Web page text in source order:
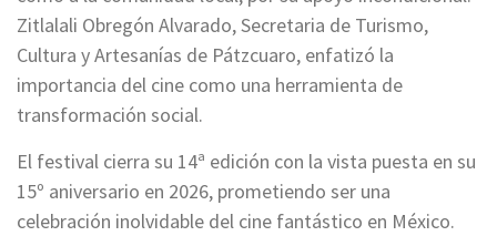
Zitlalali Obregón Alvarado, Secretaria de Turismo,
Cultura y Artesanías de Pátzcuaro, enfatizó la
importancia del cine como una herramienta de
transformación social.
El festival cierra su 14ª edición con la vista puesta en su
15º aniversario en 2026, prometiendo ser una
celebración inolvidable del cine fantástico en México.